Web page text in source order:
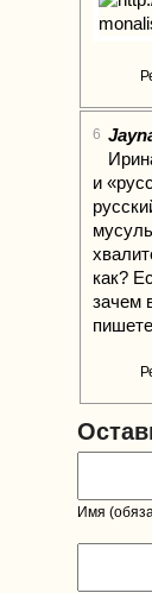
6
и
как?
зачем
Имя